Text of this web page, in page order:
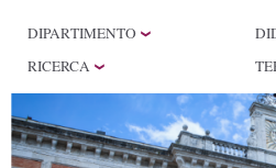
CENTRI DI RICERCA
BIBLIOTECHE E
ARCHIVI
DIPARTIMENTO
RICERCA